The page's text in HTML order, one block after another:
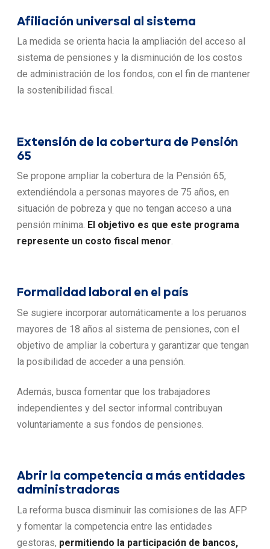
Afiliación universal al sistema
La medida se orienta hacia la ampliación del acceso al
sistema de pensiones y la disminución de los costos
de administración de los fondos, con el fin de mantener
la sostenibilidad fiscal.
Extensión de la cobertura de Pensión
65
Se propone ampliar la cobertura de la Pensión 65,
extendiéndola a personas mayores de 75 años, en
situación de pobreza y que no tengan acceso a una
pensión mínima. El objetivo es que este programa
represente un costo fiscal menor.
Formalidad laboral en el país
Se sugiere incorporar automáticamente a los peruanos
mayores de 18 años al sistema de pensiones, con el
objetivo de ampliar la cobertura y garantizar que tengan
la posibilidad de acceder a una pensión.
Además, busca fomentar que los trabajadores
independientes y del sector informal contribuyan
voluntariamente a sus fondos de pensiones.
Abrir la competencia a más entidades
administradoras
La reforma busca disminuir las comisiones de las AFP
y fomentar la competencia entre las entidades
gestoras, permitiendo la participación de bancos,